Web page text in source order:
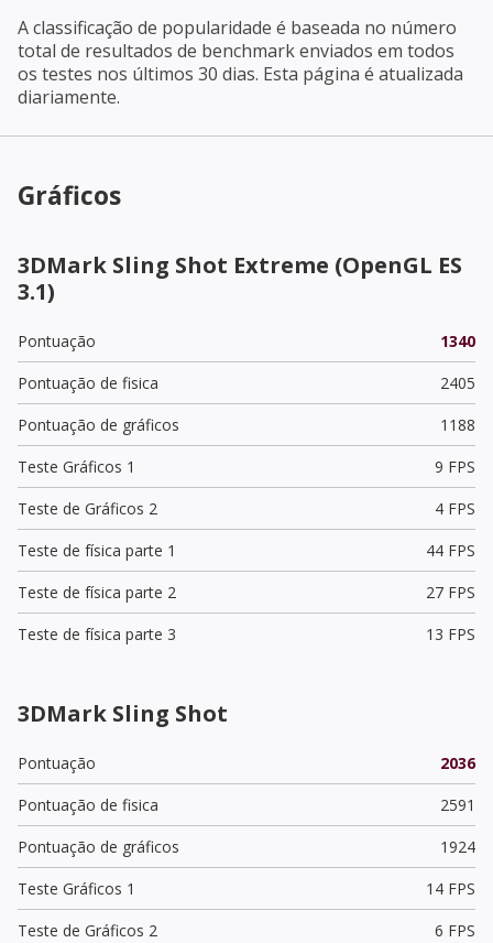
A classificação de popularidade é baseada no número
total de resultados de benchmark enviados em todos
os testes nos últimos 30 dias. Esta página é atualizada
diariamente.
Gráficos
3DMark Sling Shot Extreme (OpenGL ES
3.1)
Pontuação
1340
Pontuação de fisica
2405
Pontuação de gráficos
1188
Teste Gráficos 1
9 FPS
Teste de Gráficos 2
4 FPS
Teste de física parte 1
44 FPS
Teste de física parte 2
27 FPS
Teste de física parte 3
13 FPS
3DMark Sling Shot
Pontuação
2036
Pontuação de fisica
2591
Pontuação de gráficos
1924
Teste Gráficos 1
14 FPS
Teste de Gráficos 2
6 FPS